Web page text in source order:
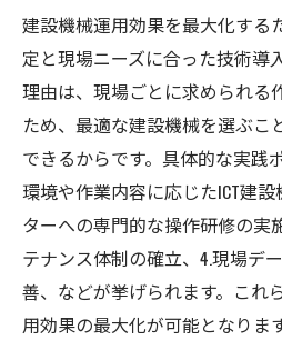
建設機械の定期点検
防策
ICT建設機械活用で実
建設機械の自動運転
例
建設機械とICT連携で
労働安全に貢献する建設
建設機械の安全性向
ICT建設機械導入によ
建設機械運用効果を最大化する
定と現場ニーズに合った技術導
理由は、現場ごとに求められる
ため、最適な建設機械を選ぶこ
できるからです。具体的な実践
環境や作業内容に応じたICT建
ターへの専門的な操作研修の実
テナンス体制の確立、4.現場デ
善、などが挙げられます。これ
用効果の最大化が可能となります